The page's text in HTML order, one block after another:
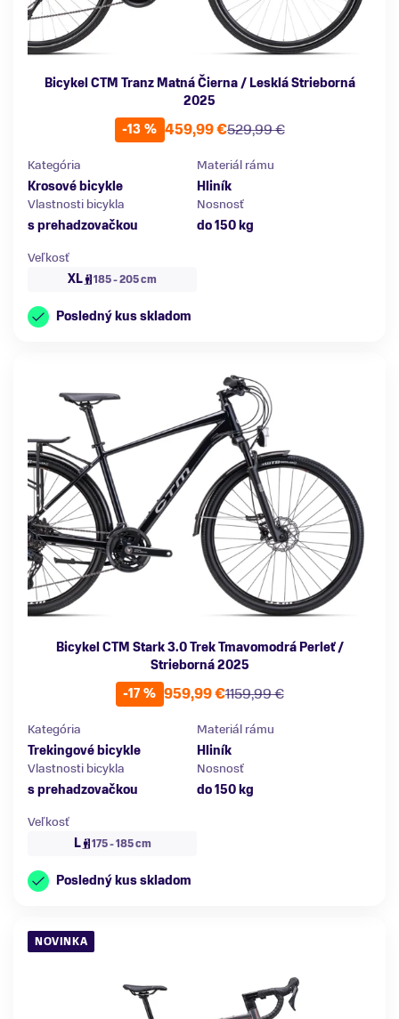
Bicykel CTM Tranz Matná Čierna / Lesklá Strieborná
2025
-13 %
529,99 €
459,99 €
Kategória
Krosové bicykle
Materiál rámu
Hliník
Vlastnosti bicykla
s prehadzovačkou
Nosnosť
do 150 kg
Veľkosť
XL
185 - 205 cm
Posledný kus skladom
Bicykel CTM Stark 3.0 Trek Tmavomodrá Perleť /
Strieborná 2025
-17 %
1159,99 €
959,99 €
Kategória
Trekingové bicykle
Materiál rámu
Hliník
Vlastnosti bicykla
s prehadzovačkou
Nosnosť
do 150 kg
Veľkosť
L
175 - 185 cm
Posledný kus skladom
NOVINKA